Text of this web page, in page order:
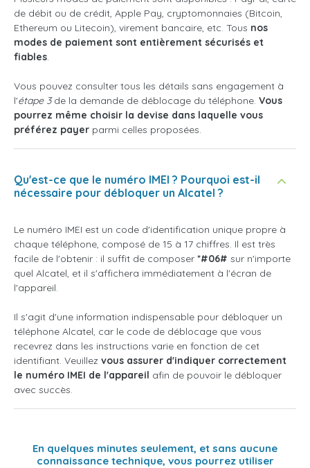
de débit ou de crédit, Apple Pay, cryptomonnaies (Bitcoin,
Ethereum ou Litecoin), virement bancaire, etc. Tous nos
modes de paiement sont entièrement sécurisés et
fiables.
Vous pouvez consulter tous les détails sans engagement à
l'étape 3de la demande de déblocage du téléphone. Vous
pourrez même choisir la devise dans laquelle vous
préférez payer parmi celles proposées.
Qu'est-ce que le numéro IMEI ? Pourquoi est-il
nécessaire pour débloquer un Alcatel ?
Le numéro IMEI est un code d'identification unique propre à
chaque téléphone, composé de 15 à 17 chiffres. Il est très
facile de l'obtenir : il suffit de composer *#06# sur n'importe
quel Alcatel, et il s'affichera immédiatement à l'écran de
l'appareil.
Il s'agit d'une information indispensable pour débloquer un
téléphone Alcatel, car le code de déblocage que vous
recevrez dans les instructions varie en fonction de cet
identifiant. Veuillez vous assurer d'indiquer correctement
le numéro IMEI de l'appareil afin de pouvoir le débloquer
avec succès.
En quelques minutes seulement, et sans aucune
connaissance technique, vous pourrez utiliser